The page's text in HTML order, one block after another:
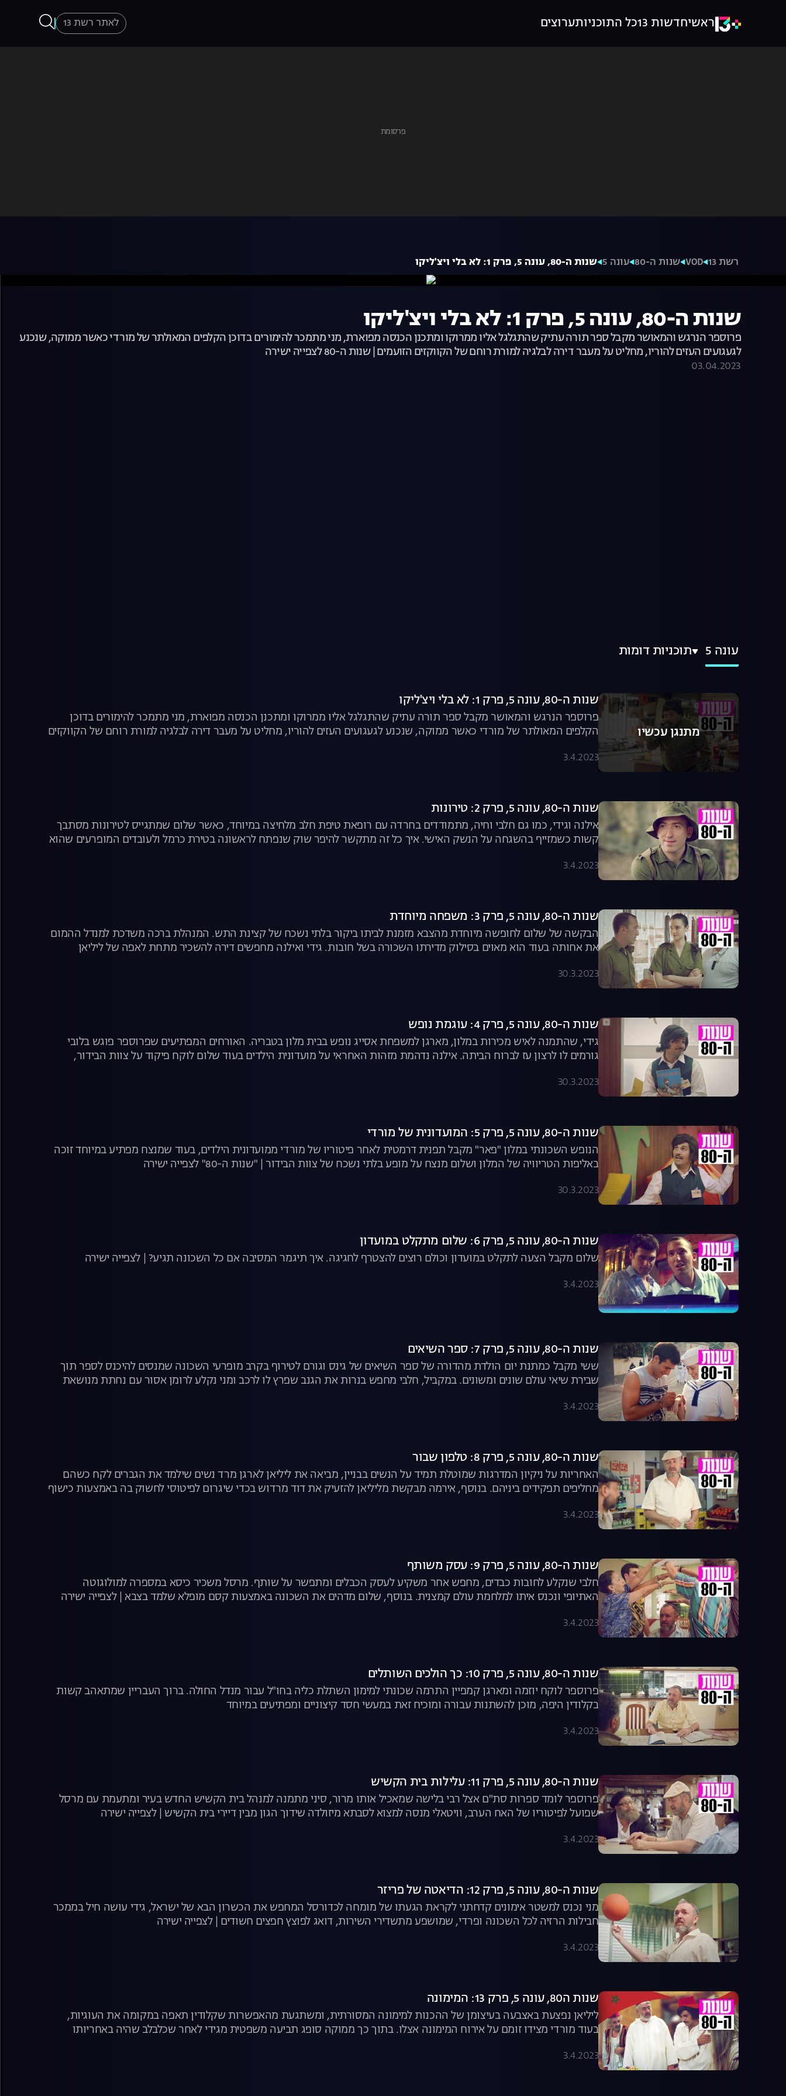
ראשיחדשות 13 כל התוכניותערוצים לאתר רשת 13
רשת 13 VOD שנות ה-80 עונה 5 שנות ה-80, עונה 5, פרק 1: לא בלי ויצ'ליקו
שנות ה-80, עונה 5, פרק 1: לא בלי ויצ'ליקו
פרוספר הנרגש והמאושר מקבל ספר תורה עתיק שהתגלגל אליו ממרוקו ומתכנן הכנסה מפוארת, מני מתמכר להימורים בדוכן הקלפים המאולתר של מורדי כאשר ממוקה, שנכנע
לגעגועים העזים להוריו, מחליט על מעבר דירה לבלגיה למורת רוחם של הקווקזים הזועמים | שנות ה-80 לצפייה ישירה
03.04.2023
עונה 5 תוכניות דומות
מתנגן עכשיו
שנות ה-80, עונה 5, פרק 1: לא בלי ויצ'ליקו
פרוספר הנרגש והמאושר מקבל ספר תורה עתיק שהתגלגל אליו ממרוקו ומתכנן הכנסה מפוארת, מני מתמכר להימורים בדוכן
הקלפים המאולתר של מורדי כאשר ממוקה, שנכנע לגעגועים העזים להוריו, מחליט על מעבר דירה לבלגיה למורת רוחם של הקווקזים
הזועמים | שנות ה-80 לצפייה ישירה
3.4.2023
שנות ה-80, עונה 5, פרק 2: טירונות
אילנה וגידי, כמו גם חלבי וחיה, מתמודדים בחרדה עם רופאת טיפת חלב מלחיצה במיוחד, כאשר שלום שמתגייס לטירונות מסתבך
קשות כשמזייף בהשגחה על הנשק האישי. איך כל זה מתקשר להיפר שוק שנפתח לראשונה בטירת כרמל ולעובדים המופרעים שהוא
קלט מהשכונה? | שנות ה-80 לצפייה ישירה
3.4.2023
שנות ה-80, עונה 5, פרק 3: משפחה מיוחדת
הבקשה של שלום לחופשה מיוחדת מהצבא מזמנת לביתו ביקור בלתי נשכח של קצינת התש. המנהלת ברכה משדכת למנדל ההמום
את אחותה בעוד הוא מאוים בסילוק מדירתו השכורה בשל חובות. גידי ואילנה מחפשים דירה להשכיר מתחת לאפה של ליליאן
30.3.2023
שנות ה-80, עונה 5, פרק 4: עוגמת נופש
גידי, שהתמנה לאיש מכירות במלון, מארגן למשפחת אסייג נופש בבית מלון בטבריה. האורחים המפתיעים שפרוספר פוגש בלובי
גורמים לו לרצון עז לברוח הביתה. אילנה נדהמת מזהות האחראי על מועדונית הילדים בעוד שלום לוקח פיקוד על צוות הבידור,
30.3.2023
שנות ה-80, עונה 5, פרק 5: המועדונית של מורדי
הנופש השכונתי במלון "פאר" מקבל תפנית דרמטית לאחר פיטוריו של מורדי ממועדונית הילדים, בעוד שמנצח מפתיע במיוחד זוכה
באליפות הטריוויה של המלון ושלום מנצח על מופע בלתי נשכח של צוות הבידור | "שנות ה-80" לצפייה ישירה
30.3.2023
שנות ה-80, עונה 5, פרק 6: שלום מתקלט במועדון
שלום מקבל הצעה לתקלט במועדון וכולם רוצים להצטרף לחגיגה. איך תיגמר המסיבה אם כל השכונה תגיע? | לצפייה ישירה
3.4.2023
שנות ה-80, עונה 5, פרק 7: ספר השיאים
ששי מקבל כמתנת יום הולדת מהדורה של ספר השיאים של גינס וגורם לטירוף בקרב מופרעי השכונה שמנסים להיכנס לספר תוך
שבירת שיאי עולם שונים ומשונים. במקביל, חלבי מחפש בנרות את הגנב שפרץ לו לרכב ומני נקלע לרומן אסור עם נחתת מנושאת
מטוסים מאמריקה | לצפייה ישירה
3.4.2023
שנות ה-80, עונה 5, פרק 8: טלפון שבור
האחריות על ניקיון המדרגות שמוטלת תמיד על הנשים בבניין, מביאה את ליליאן לארגן מרד נשים שילמד את הגברים לקח כשהם
מחליפים תפקידים ביניהם. בנוסף, אירמה מבקשת מליליאן להזעיק את דוד מרדוש בכדי שיגרום לפיטוסי לחשוק בה באמצעות כישוף
3.4.2023
שנות ה-80, עונה 5, פרק 9: עסק משותף
חלבי שנקלע לחובות כבדים, מחפש אחר משקיע לעסק הכבלים ומתפשר על שותף. מרסל משכיר כיסא במספרה למולוגוטה
האתיופי ונכנס איתו למלחמת עולם קמצנית. בנוסף, שלום מדהים את השכונה באמצעות קסם מופלא שלמד בצבא | לצפייה ישירה
3.4.2023
שנות ה-80, עונה 5, פרק 10: כך הולכים השותלים
פרוספר לוקח יוזמה ומארגן קמפיין התרמה שכונתי למימון השתלת כליה בחו"ל עבור מנדל החולה. ברוך העבריין שמתאהב קשות
בקלודין היפה, מוכן להשתנות עבורה ומוכיח זאת במעשי חסד קיצוניים ומפתיעים במיוחד
3.4.2023
שנות ה-80, עונה 5, פרק 11: עלילות בית הקשיש
פרוספר לומד ספרות סת"ם אצל רבי בלישה שמאכיל אותו מרור, סיני מתמנה למנהל בית הקשיש החדש בעיר ומתעמת עם מרסל
שפועל לפיטוריו של האח הערב, וויטאלי מנסה למצוא לסבתא מיזולדה שידוך הגון מבין דיירי בית הקשיש | לצפייה ישירה
3.4.2023
שנות ה-80, עונה 5, פרק 12: הדיאטה של פריזר
מני נכנס למשטר אימונים קדחתני לקראת הגעתו של מומחה לכדורסל המחפש את הכשרון הבא של ישראל, גידי עושה חיל בממכר
חבילות הרזיה לכל השכונה ופרדי, שמושפע מתשדירי השירות, דואג לפוצץ חפצים חשודים | לצפייה ישירה
3.4.2023
שנות ה80, עונה 5, פרק 13: המימונה
ליליאן נפצעת באצבעה בעיצומן של ההכנות למימונה המסורתית, ומשתגעת מהאפשרות שקלודין תאפה במקומה את העוגיות,
בעוד מורדי מצידו זומם על אירוח המימונה אצלו. בתוך כך ממוקה סופג תביעה משפטית מגידי לאחר שכלבלב שהיה באחריותו
"תקף" את ליאור
3.4.2023